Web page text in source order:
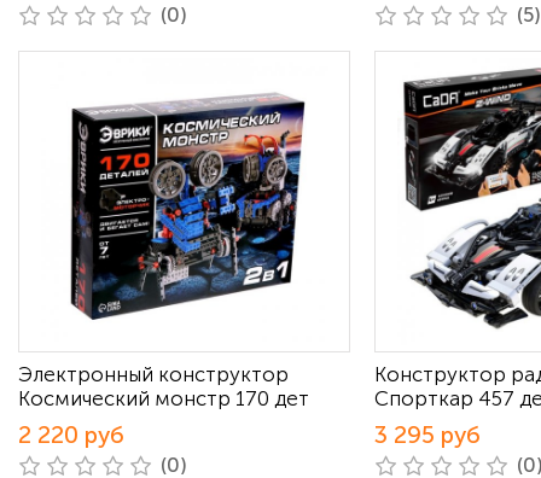
(0) (5)
Электронный конструктор
Космический монстр 170 дет
2 220 руб
(0)
Конструктор
Спорткар 457
3 295 руб